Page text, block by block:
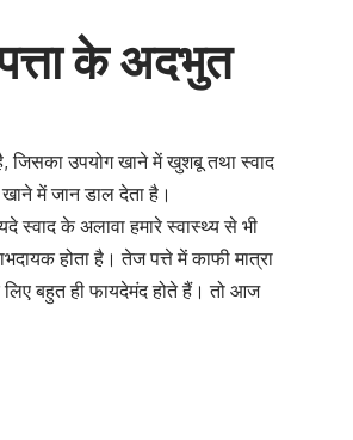
के अदभुत
उपयोग खाने में खुशबू तथा स्वाद
में जान डाल देता है।
स्वाद के अलावा हमारे स्वास्थ्य से भी
होता है। तेज पत्ते में काफी मात्रा
बहुत ही फायदेमंद होते हैं। तो आज